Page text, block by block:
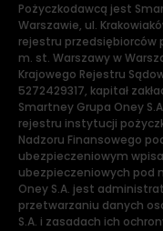
Pożyczkodawcą jest
Warszawie, ul.
rejestru przedsiębiorców
m. st. Warszawy w
Krajowego Rejestru
5272429317, kapitał
Smartney Grupa Oney
rejestru instytucji
Nadzoru Finansowego
ubezpieczeniowym
ubezpieczeniowych pod
Oney S.A. jest
przetwarzaniu danych
S.A. i zasadach ich